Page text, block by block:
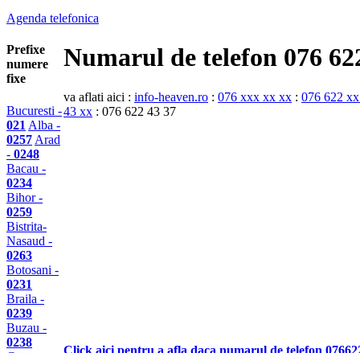
Agenda telefonica
Prefixe
numere
fixe
Bucuresti -
021 Alba -
0257 Arad
- 0248
Bacau -
0234
Bihor -
0259
Bistrita-
Nasaud -
0263
Botosani -
0231
Braila -
0239
Buzau -
0238
Numarul de telefon 076
va aflati aici : info-heaven.ro : 076 xxx xx xx : 076 622
43 xx : 076 622 43 37